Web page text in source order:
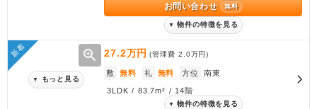
お問い合わせ 無料
▼ 物件の特徴を見る
新着 zoom_in
▼ もっと見る
27.2万円 (管理費2.0万円)
敷 無料 礼 無料 方位 南東
3LDK / 83.7m² / 14階
▼ 物件の特徴を見る